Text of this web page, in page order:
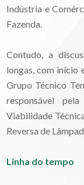
Indústria e
Fazenda.
Contudo, a
longas, com início
Grupo Técnico
responsável
Viabilidade
Reversa de
Linha do tempo